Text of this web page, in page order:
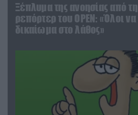
Ξέπλυμα της ανοησίας από
ρεπόρτερ του ΟΡΕΝ: «Όλοι
δικαίωμα στο λάθος»